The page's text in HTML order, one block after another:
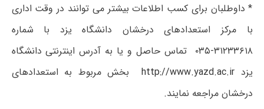
* داوطلبان برای کسب اطلاعات بیشتر می توانند در وقت اداری
با مرکز استعدادهای درخشان دانشگاه یزد با شماره
۳۱۲۳۳۶۱۸-۰۳۵ تماس حاصل و یا به آدرس اینترنتی دانشگاه
یزد http://www.yazd.ac.ir بخش مربوط به استعدادهای
درخشان مراجعه نمایند.